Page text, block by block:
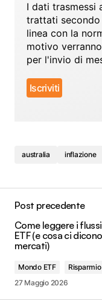
I dati trasmessi
trattati secondo
linea con la
motivo
per l'invio di
australia inflazione
Post precedente
Come leggere i
ETF (e cosa ci
mercati)
Mondo ETF
Risparmio
27 Maggio 2026